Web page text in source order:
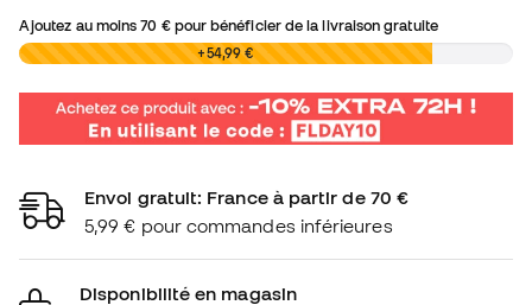
Ajoutez au moins70 €pour bénéficier de la livraison gratuite
0,00 € +54,99 €
Envoi gratuit: France à partir de 70 €
5,99 € pour commandes inférieures
Disponibilité en magasin